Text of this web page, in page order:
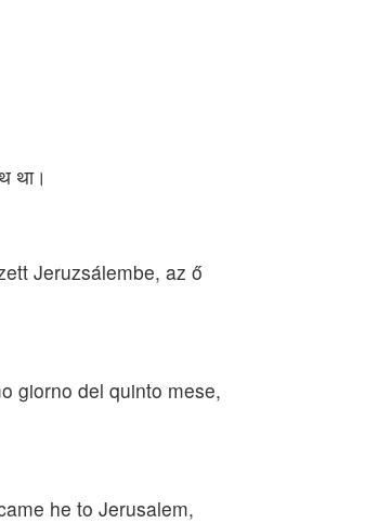
था।
Jeruzsálembe, az ő
giorno del quinto mese,
he to Jerusalem,